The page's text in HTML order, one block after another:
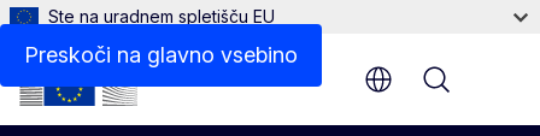
Preskoči na glavno vsebino
Ste na uradnem spletišču EU
Menu